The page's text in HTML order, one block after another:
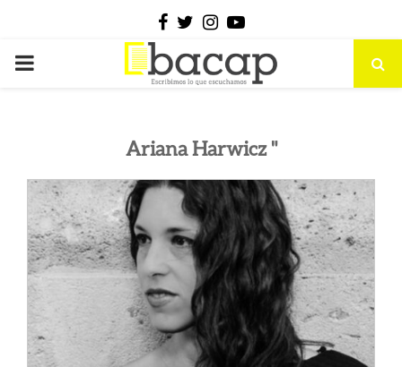
Facebook
Twitter
Instagram
Youtube
PRIMARY
Ariana Harwicz "